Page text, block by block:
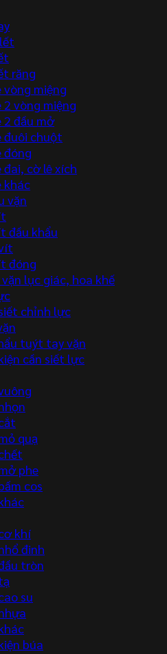
răng
vòng miệng
2 vòng miệng
2 đầu mở
đuôi chuột
đóng
đai, cờ lê xích
khác
vặn
đầu khẩu
đóng
lục giác, hoa khế
chỉnh lực
tuýt tay vặn
cần siết lực
quạ
phe
cos
khí
đinh
tròn
su
búa